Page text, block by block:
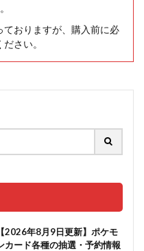
おりますが、購入前に必
さい。
【2026年8月9日更新】ポケモ
カード各種の抽選・予約情報